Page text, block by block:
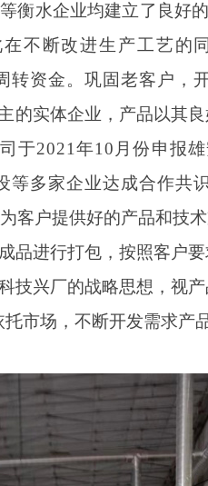
衡水企业均建立了良好
不断改进生产工艺的
资金。巩固老客户，
的实体企业， 产品以其
于2021年10 月份申报
多家企业达成合作共识
客户提供好的产品和技
品进行打包，按照客户
技兴厂的战略思想，视
市场，不断开发需求产